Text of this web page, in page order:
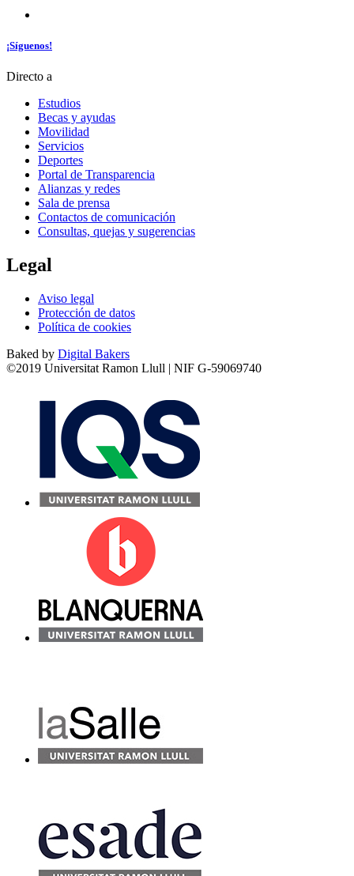
¡Síguenos!
Directo a
Estudios
Becas y ayudas
Movilidad
Servicios
Deportes
Portal de Transparencia
Alianzas y redes
Sala de prensa
Contactos de comunicación
Consultas, quejas y sugerencias
Legal
Aviso legal
Protección de datos
Política de cookies
Baked by Digital Bakers
©2019 Universitat Ramon Llull | NIF G-59069740